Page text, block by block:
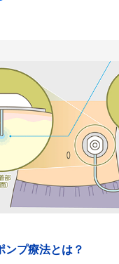
ンプ療法とは？